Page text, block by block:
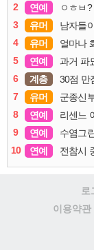
2
연예 ㅇㅎㅂ
3
유머 남자들
4
유머 얼마나
5
연예 과거 파
6
계층 30점 만
7
유머 군종신
8
연예 리센느
9
연예 수염그
10
연예 전참시
로
이용약관